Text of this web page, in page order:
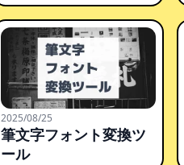
2025/08/25
筆文字フォント変換ツ
ール